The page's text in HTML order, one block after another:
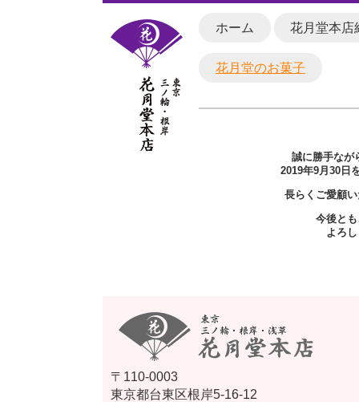
ホーム 花月堂本店
花月堂のお菓子
誠に勝手なが
2019年9月30日
長らくご愛顧
今後と
よろ
〒110-0003
東京都台東区根岸5-16-12